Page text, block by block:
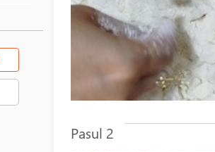
Pasul 2